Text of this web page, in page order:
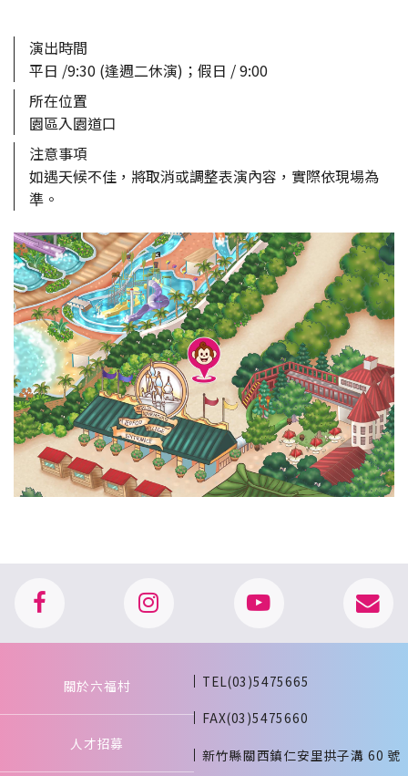
演出時間
平日 /9:30 (逢週二休演)；假日 / 9:00
所在位置
園區入園道口
注意事項
如遇天候不佳，將取消或調整表演內容，實際依現場為
準。
關於六福村
人才招募
TEL(03)5475665
FAX(03)5475660
新竹縣關西鎮仁安里拱子溝 60 號